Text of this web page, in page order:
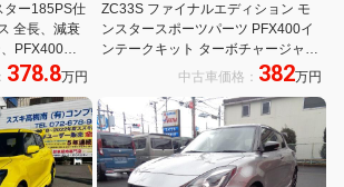
ター185PS仕
全長、減衰
PFX400エ
ECU書き換え
378.8万円
ZC33S ファイナルエディション モ
ンスタースポーツパーツ PFX400イ
ンテークキット ターボチャージャー
MXK20 SpーXデュアルスポーツマフ
ティ ドラレコ 全方位カメラ セイフ
ティーサポート
中古車価格： 382万円